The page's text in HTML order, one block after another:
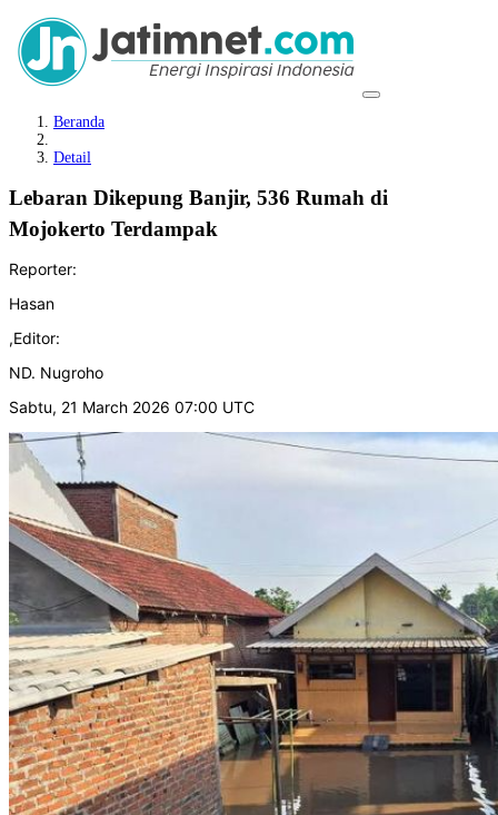
Beranda
Detail
Lebaran Dikepung Banjir, 536 Rumah di
Mojokerto Terdampak
Reporter:
Hasan
,Editor:
ND. Nugroho
Sabtu, 21 March 2026 07:00 UTC